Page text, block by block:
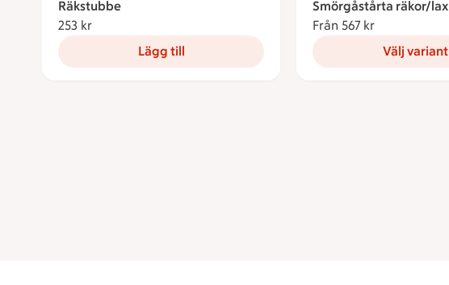
Räkstubbe
253 kr
Lägg till
Smörgåstårta räkor/lax
Från 567 kr
Välj variant